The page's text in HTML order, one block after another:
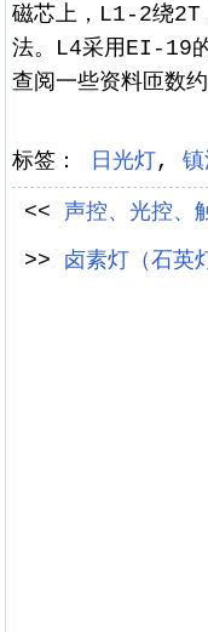
磁芯上，L1-2绕2T
法。L4采用EI-19
查阅一些资料匝数
标签： 日光灯,
<< 声控、光控、
>> 卤素灯（石英